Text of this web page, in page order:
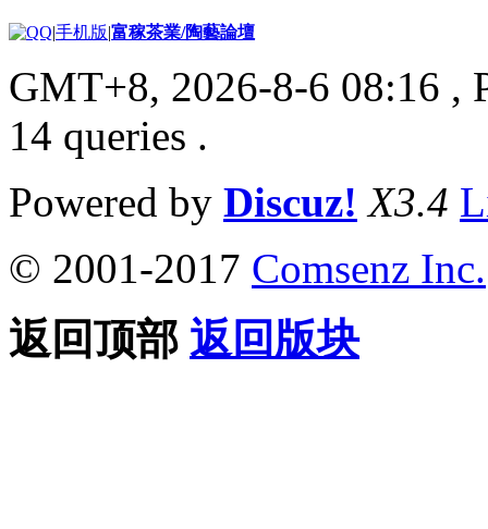
|手机版|富稼茶業/陶藝論壇
GMT+8, 2026-8-6 08:16 ,
14 queries .
Powered by Discuz! X3.4
© 2001-2017 Comsenz Inc.
返回顶部 返回版块